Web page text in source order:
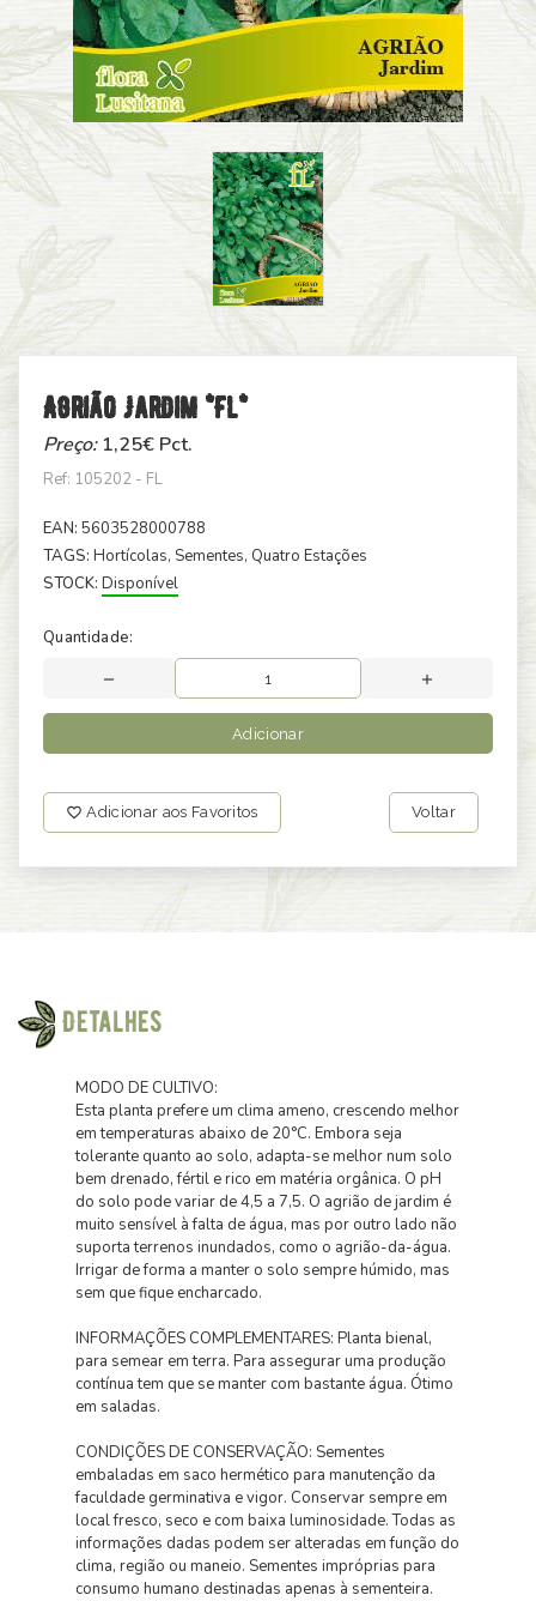
Agrião Jardim *fl*
Preço:1,25€ Pct.
Ref: 105202 - FL
EAN: 5603528000788
TAGS: Hortícolas, Sementes, Quatro Estações
STOCK: Disponível
Quantidade:
Adicionar
Adicionar aos Favoritos Voltar
Detalhes
MODO DE CULTIVO:
Esta planta prefere um clima ameno, crescendo melhor
em temperaturas abaixo de 20°C. Embora seja
tolerante quanto ao solo, adapta-se melhor num solo
bem drenado, fértil e rico em matéria orgânica. O pH
do solo pode variar de 4,5 a 7,5. O agrião de jardim é
muito sensível à falta de água, mas por outro lado não
suporta terrenos inundados, como o agrião-da-água.
Irrigar de forma a manter o solo sempre húmido, mas
sem que fique encharcado.
INFORMAÇÕES COMPLEMENTARES: Planta bienal,
para semear em terra. Para assegurar uma produção
contínua tem que se manter com bastante água. Ótimo
em saladas.
CONDIÇÕES DE CONSERVAÇÃO: Sementes
embaladas em saco hermético para manutenção da
faculdade germinativa e vigor. Conservar sempre em
local fresco, seco e com baixa luminosidade. Todas as
informações dadas podem ser alteradas em função do
clima, região ou maneio. Sementes impróprias para
consumo humano destinadas apenas à sementeira.